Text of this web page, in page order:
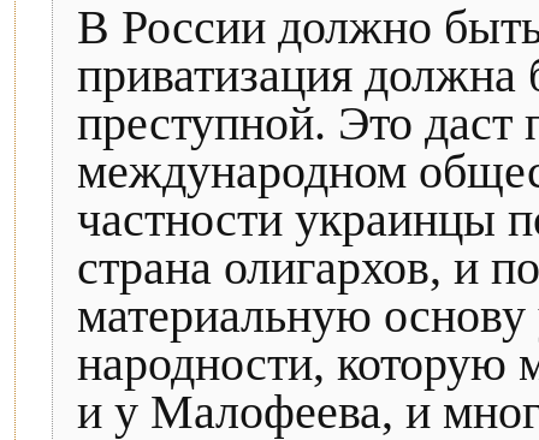
В России должно
приватизация
преступной. Это
международном
частности украинцы
страна олигархов, и
материальную
народности, которую
и у Малофеева, и